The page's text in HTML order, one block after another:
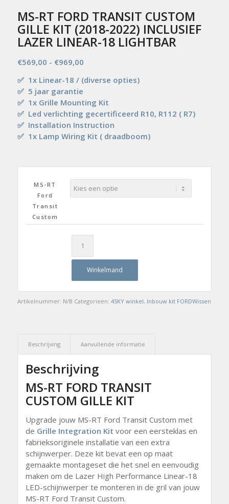
MS-RT FORD TRANSIT CUSTOM
GILLE KIT (2018-2022) INCLUSIEF
LAZER LINEAR-18 LIGHTBAR
€569,00 - €969,00Prijsklasse:
tot
€969,00
✅ 1x Linear-18 / (diverse opties)
✅ 5 jaar garantie
✅ 1x Grille Mounting Kit
✅ Led verlichting gecertificeerd R10, R112 ( R7)
✅ Installation Instruction
✅ 1x Lamp Wiring Kit ( draadboom)
MS-RT
Ford
Transit
Custom
Wissen
Winkelmand
Artikelnummer: N/B Categorieën: 4SKY winkel, Inbouw kit FORD
Beschrijving Aanvullende informatie
Beschrijving
MS-RT FORD TRANSIT
CUSTOM GILLE KIT
Upgrade jouw MS-RT Ford Transit Custom met
de Grille Integration Kit voor een eersteklas en
fabrieksoriginele installatie van een extra
schijnwerper. Deze kit bevat een op maat
gemaakte montageset die het snel en eenvoudig
maken om de Lazer High Performance Linear-18
LED-schijnwerper te monteren in de gril van jouw
MS-RT Ford Transit Custom.